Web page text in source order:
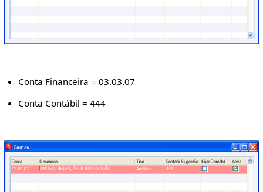
Conta Financeira = 03.03.07
Conta Contábil = 444